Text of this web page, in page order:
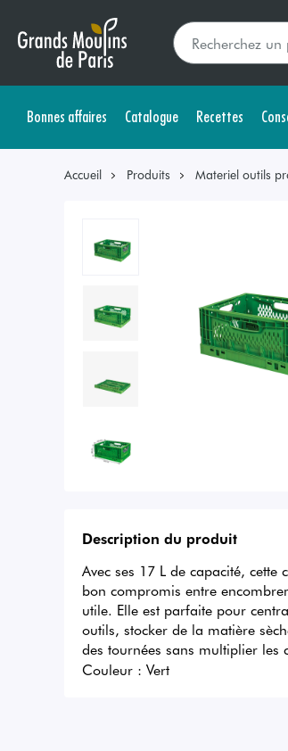
Bonnes affaires Catalogue Recettes
Accueil Produits Materiel outils
Description du produit
Avec ses 17 L de capacité, cette
bon compromis entre
utile. Elle est parfaite pour
outils, stocker de la matière
des tournées sans multiplier les
Couleur : Vert